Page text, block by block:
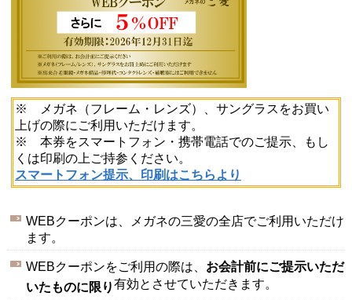
※ メガネ（フレーム・レンズ）、サングラスをお買い
上げの際にご利用いただけます。
※ 本券をスマートフォン・携帯電話でのご提示、もし
くは印刷の上ご持参ください。
スマートフォン提示、印刷はこちらより
WEBクーポンは、メガネの三愛の全店でご利用いただけ
ます。
WEBクーポンをご利用の際は、 お会計前にご提示いただ
いたものに限り 有効とさせていただきます。